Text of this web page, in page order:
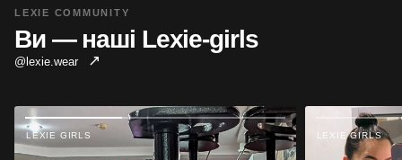
LEXIE COMMUNITY
Ви — наші Lexie-girls
@lexie.wear ↗
LEXIE GIRLS LEXIE GIRLS